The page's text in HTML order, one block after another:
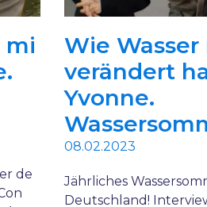
mi
de
Wie
verändert
Yvonne.
08.02.2023
Jährliches
Deutschland!